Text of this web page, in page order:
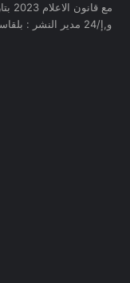
و,إ/24 مدير النشر : بلقاسم جبار العنوان : 10 نهج الجمهورية برج بوعريريج